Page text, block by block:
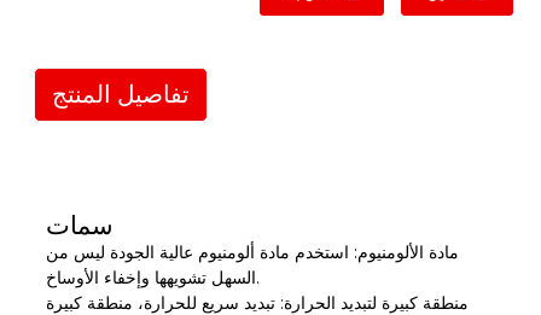
تفاصيل المنتج
سمات
مادة الألومنيوم: استخدم مادة ألومنيوم عالية الجودة ليس من
السهل تشويهها وإخفاء الأوساخ.
منطقة كبيرة لتبديد الحرارة: تبديد سريع للحرارة، منطقة كبيرة